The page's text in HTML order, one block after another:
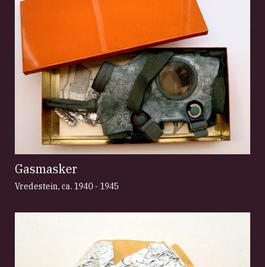
Gasmasker
Vredestein, ca. 1940 - 1945